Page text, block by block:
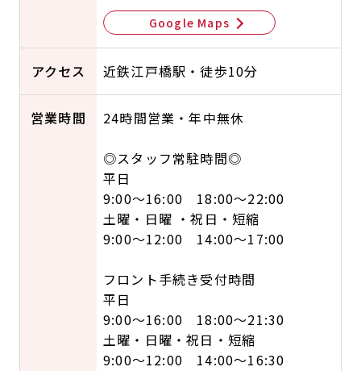
Google Maps
アクセス 近鉄江戸橋駅・徒歩10分
営業時間 24時間営業・年中無休
◎スタッフ常駐時間◎
平日
9:00～16:00 18:00～22:00
土曜・日曜 ・祝日・短縮
9:00～12:00 14:00～17:00
フロント手続き受付時間
平日
9:00～16:00 18:00～21:30
土曜・日曜・祝日・短縮
9:00～12:00 14:00～16:30